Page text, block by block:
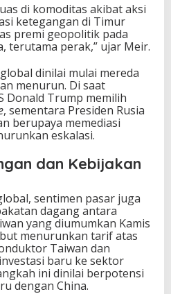
di komoditas akibat aksi
ketegangan di Timur
premi geopolitik pada
terutama perak,” ujar Meir.
dinilai mulai mereda
menurun. Di saat
Donald Trump memilih
, sementara Presiden Rusia
berupaya memediasi
eskalasi.
dan Kebijakan
sentimen pasar juga
dagang antara
yang diumumkan Kamis
menurunkan tarif atas
Taiwan dan
baru ke sektor
ini dinilai berpotensi
dengan China.